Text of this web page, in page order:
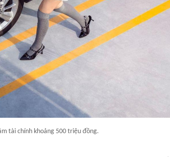
tài chính khoảng 500 triệu đồng.